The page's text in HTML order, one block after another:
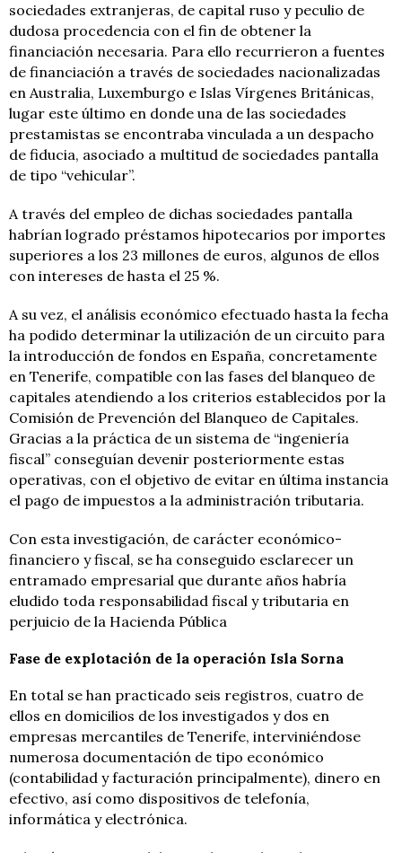
sociedades extranjeras, de capital ruso y peculio de
dudosa procedencia con el fin de obtener la
financiación necesaria. Para ello recurrieron a fuentes
de financiación a través de sociedades nacionalizadas
en Australia, Luxemburgo e Islas Vírgenes Británicas,
lugar este último en donde una de las sociedades
prestamistas se encontraba vinculada a un despacho
de fiducia, asociado a multitud de sociedades pantalla
de tipo “vehicular”.
A través del empleo de dichas sociedades pantalla
habrían logrado préstamos hipotecarios por importes
superiores a los 23 millones de euros, algunos de ellos
con intereses de hasta el 25 %.
A su vez, el análisis económico efectuado hasta la fecha
ha podido determinar la utilización de un circuito para
la introducción de fondos en España, concretamente
en Tenerife, compatible con las fases del blanqueo de
capitales atendiendo a los criterios establecidos por la
Comisión de Prevención del Blanqueo de Capitales.
Gracias a la práctica de un sistema de “ingeniería
fiscal” conseguían devenir posteriormente estas
operativas, con el objetivo de evitar en última instancia
el pago de impuestos a la administración tributaria.
Con esta investigación, de carácter económico-
financiero y fiscal, se ha conseguido esclarecer un
entramado empresarial que durante años habría
eludido toda responsabilidad fiscal y tributaria en
perjuicio de la Hacienda Pública
Fase de explotación de la operación Isla Sorna
En total se han practicado seis registros, cuatro de
ellos en domicilios de los investigados y dos en
empresas mercantiles de Tenerife, interviniéndose
numerosa documentación de tipo económico
(contabilidad y facturación principalmente), dinero en
efectivo, así como dispositivos de telefonía,
informática y electrónica.